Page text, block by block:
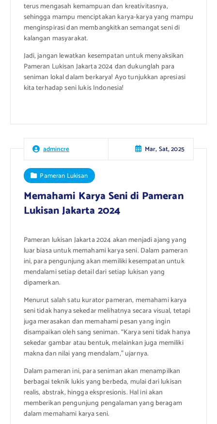
terus mengasah kemampuan dan kreativitasnya,
sehingga mampu menciptakan karya-karya yang mampu
menginspirasi dan membangkitkan semangat seni di
kalangan masyarakat.
Jadi, jangan lewatkan kesempatan untuk menyaksikan
Pameran Lukisan Jakarta 2024 dan dukunglah para
seniman lokal dalam berkarya! Ayo tunjukkan apresiasi
kita terhadap seni lukis Indonesia!
admincre Mar, Sat, 2025
Pameran Lukisan
Memahami Karya Seni di Pameran
Lukisan Jakarta 2024
Pameran lukisan Jakarta 2024 akan menjadi ajang yang
luar biasa untuk memahami karya seni. Dalam pameran
ini, para pengunjung akan memiliki kesempatan untuk
mendalami setiap detail dari setiap lukisan yang
dipamerkan.
Menurut salah satu kurator pameran, memahami karya
seni tidak hanya sekedar melihatnya secara visual, tetapi
juga merasakan dan memahami pesan yang ingin
disampaikan oleh sang seniman. “Karya seni tidak hanya
sekedar gambar atau bentuk, melainkan juga memiliki
makna dan nilai yang mendalam,” ujarnya.
Dalam pameran ini, para seniman akan menampilkan
berbagai teknik lukis yang berbeda, mulai dari lukisan
realis, abstrak, hingga ekspresionis. Hal ini akan
memberikan pengunjung pengalaman yang beragam
dalam memahami karya seni.